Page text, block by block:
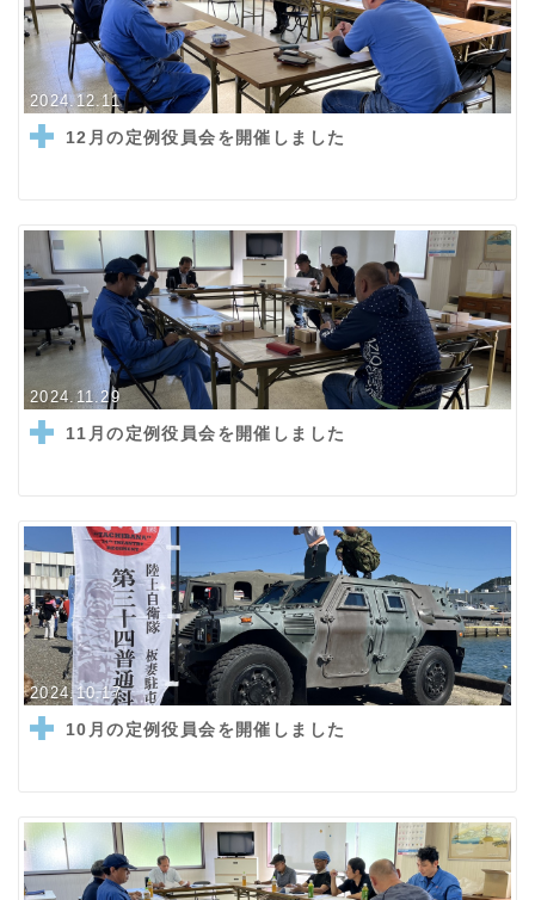
2024.12.11
12月の定例役員会を開催しました
2024.11.29
11月の定例役員会を開催しました
2024.10.17
10月の定例役員会を開催しました